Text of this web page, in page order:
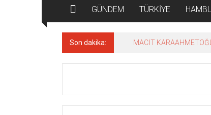
GÜNDEM TÜRKİYE
Son dakika: MACİT